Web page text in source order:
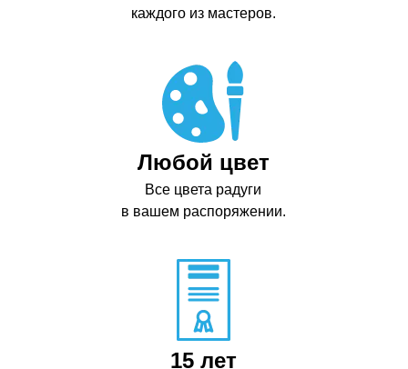
каждого из мастеров.
Любой цвет
Все цвета радуги
в вашем распоряжении.
15 лет